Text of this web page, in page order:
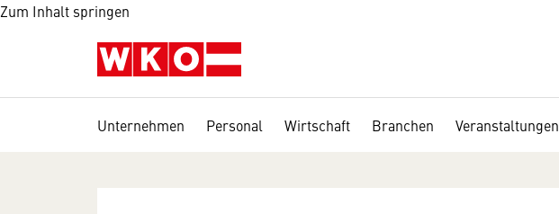
Zum Inhalt springen
Unternehmen Personal Wirtschaft Branchen Veranstaltungen